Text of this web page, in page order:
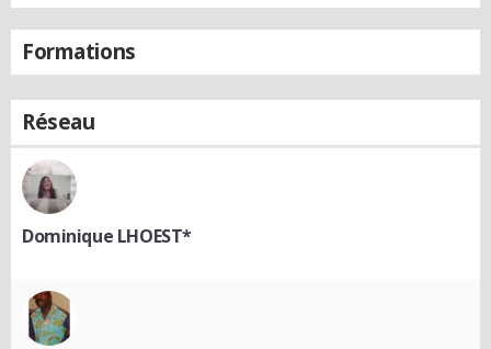
Formations
Réseau
Dominique LHOEST*